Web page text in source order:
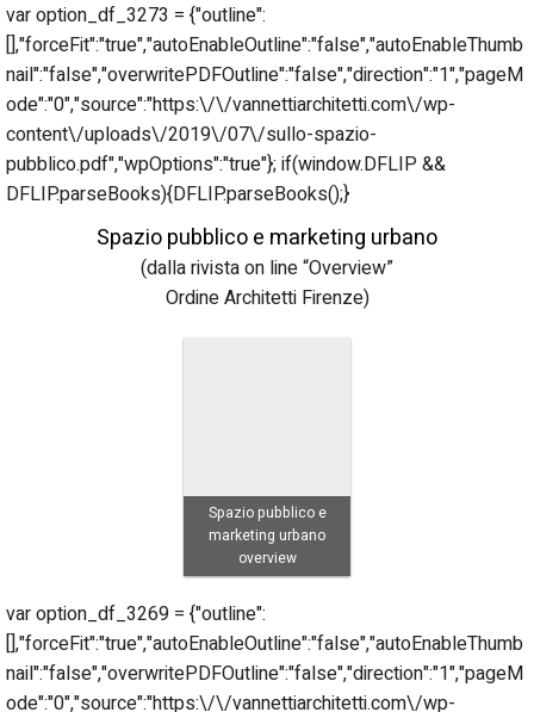
var option_df_3273 = {"outline":
[],"forceFit":"true","autoEnableOutline":"false","autoEnableThumb
nail":"false","overwritePDFOutline":"false","direction":"1","pageM
ode":"0","source":"https:\/\/vannettiarchitetti.com\/wp-
content\/uploads\/2019\/07\/sullo-spazio-
pubblico.pdf","wpOptions":"true"}; if(window.DFLIP &&
DFLIP.parseBooks){DFLIP.parseBooks();}
Spazio pubblico e marketing urbano
(dalla rivista on line “Overview”
Ordine Architetti Firenze)
Spazio pubblico e
marketing urbano
overview
var option_df_3269 = {"outline":
[],"forceFit":"true","autoEnableOutline":"false","autoEnableThumb
nail":"false","overwritePDFOutline":"false","direction":"1","pageM
ode":"0","source":"https:\/\/vannettiarchitetti.com\/wp-